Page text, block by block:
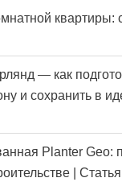
квартиры:
— как
и сохранить в
Planter Geo:
|